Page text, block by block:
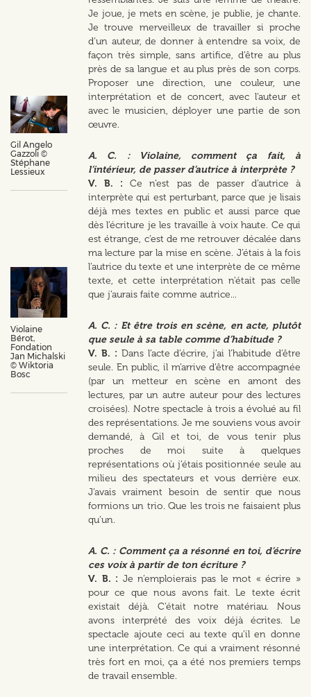
Gil Angelo
Gazzoli ©
Stéphane
Lessieux
Violaine
Bérot,
Fondation
Jan Michalski
© Wiktoria
Bosc
Je joue, je mets en scène, je publie, je chante.
Je trouve merveilleux de travailler si proche
d’un auteur, de donner à entendre sa voix, de
façon très simple, sans artifice, d’être au plus
près de sa langue et au plus près de son corps.
Proposer une direction, une couleur, une
interprétation et de concert, avec l’auteur et
avec le musicien, déployer une partie de son
œuvre.
A. C. : Violaine, comment ça fait, à
l’intérieur, de passer d’autrice à interprète ?
V. B. : Ce n’est pas de passer d’autrice à
interprète qui est perturbant, parce que je lisais
déjà mes textes en public et aussi parce que
dès l’écriture je les travaille à voix haute. Ce qui
est étrange, c’est de me retrouver décalée dans
ma lecture par la mise en scène. J’étais à la fois
l’autrice du texte et une interprète de ce même
texte, et cette interprétation n’était pas celle
que j’aurais faite comme autrice...
A. C. : Et être trois en scène, en acte, plutôt
que seule à sa table comme d’habitude ?
V. B. : Dans l’acte d’écrire, j’ai l’habitude d’être
seule. En public, il m’arrive d’être accompagnée
(par un metteur en scène en amont des
lectures, par un autre auteur pour des lectures
croisées). Notre spectacle à trois a évolué au fil
des représentations. Je me souviens vous avoir
demandé, à Gil et toi, de vous tenir plus
proches de moi suite à quelques
représentations où j’étais positionnée seule au
milieu des spectateurs et vous derrière eux.
J’avais vraiment besoin de sentir que nous
formions un trio. Que les trois ne faisaient plus
qu’un.
A. C. : Comment ça a résonné en toi, d’écrire
ces voix à partir de ton écriture ?
V. B. : Je n’emploierais pas le mot « écrire »
pour ce que nous avons fait. Le texte écrit
existait déjà. C’était notre matériau. Nous
avons interprété des voix déjà écrites. Le
spectacle ajoute ceci au texte qu’il en donne
une interprétation. Ce qui a vraiment résonné
très fort en moi, ça a été nos premiers temps
de travail ensemble.